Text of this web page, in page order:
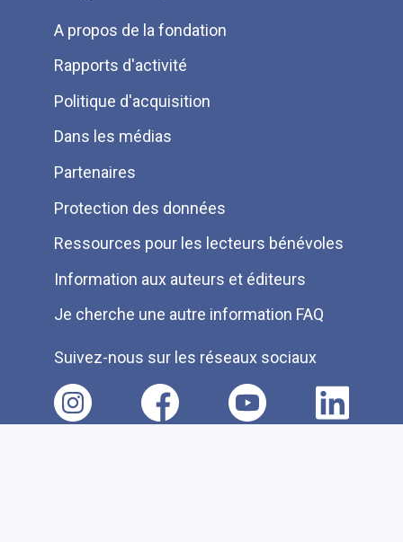
Menu
Pied
de
page
A propos de la fondation
Rapports d'activité
Politique d'acquisition
Dans les médias
Partenaires
Protection des données
Ressources pour les lecteurs bénévoles
Information aux auteurs et éditeurs
Je cherche une autre information FAQ
Suivez-nous sur les réseaux sociaux